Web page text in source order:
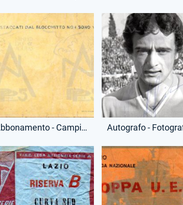
Abbonamento - Campionato Serie A - Curva Sud - Ridotto - (Retro)